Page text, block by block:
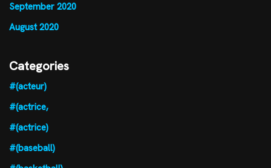
September 2020
August 2020
Categories
#(acteur)
#(actrice,
#(actrice)
#(baseball)